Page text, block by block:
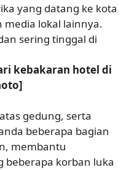
yang datang ke kota
media lokal lainnya.
sering tinggal di
kebakaran hotel di
gedung, serta
beberapa bagian
membantu
beberapa korban luka